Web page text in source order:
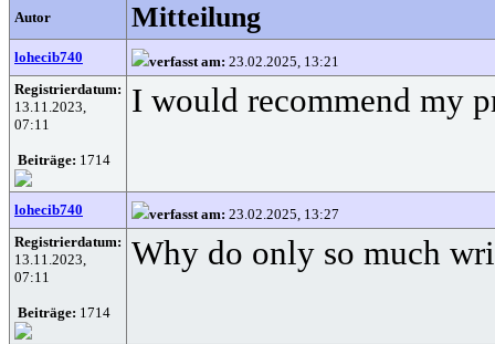
Autor Mitteilung
lohecib740 verfasst am: 23.02.2025, 13:21
Registrierdatum:
13.11.2023,
07:11
Beiträge: 1714
I would recommend my
lohecib740 verfasst am: 23.02.2025, 13:27
Registrierdatum:
13.11.2023,
07:11
Beiträge: 1714
Why do only so much